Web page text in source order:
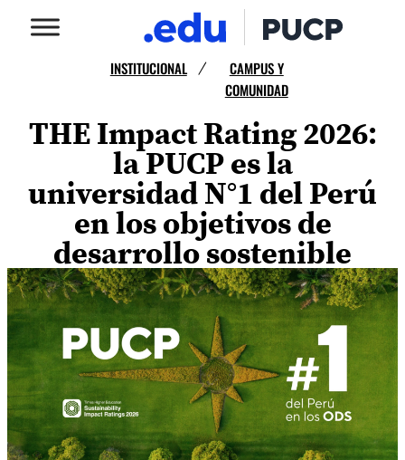
INSTITUCIONAL /
CAMPUS Y
COMUNIDAD
THE Impact Rating 2026:
la PUCP es la
universidad N°1 del Perú
en los objetivos de
desarrollo sostenible